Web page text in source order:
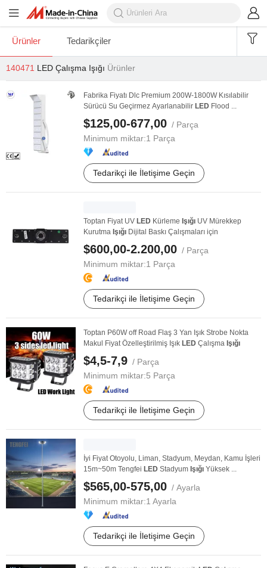
Ürünler Tedarikçiler
140471 LED Çalışma Işığı Ürünler
Fabrika Fiyatı Dlc Premium 200W-1800W Kısılabilir
Sürücü Su Geçirmez Ayarlanabilir LED Flood ...
$125,00-677,00 / Parça
Minimum miktar:1 Parça
Tedarikçi ile İletişime Geçin
Toptan Fiyat UV LED Kürleme Işığı UV Mürekkep
Kurutma Işığı Dijital Baskı Çalışmaları için
$600,00-2.200,00 / Parça
Minimum miktar:1 Parça
Tedarikçi ile İletişime Geçin
Toptan P60W off Road Flaş 3 Yan Işık Strobe Nokta
Makul Fiyat Özelleştirilmiş Işık LED Çalışma Işığı
$4,5-7,9 / Parça
Minimum miktar:5 Parça
Tedarikçi ile İletişime Geçin
İyi Fiyat Otoyolu, Liman, Stadyum, Meydan, Kamu İşleri
15m~50m Tengfei LED Stadyum Işığı Yüksek ...
$565,00-575,00 / Ayarla
Minimum miktar:1 Ayarla
Tedarikçi ile İletişime Geçin